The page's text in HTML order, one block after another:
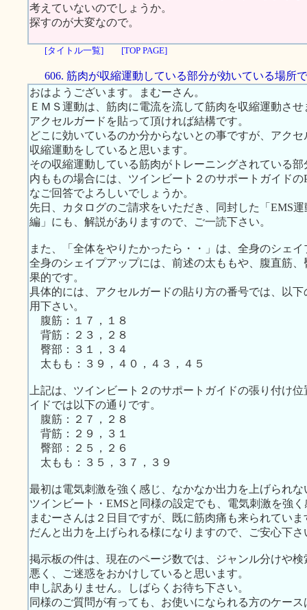
考えていないのでしょうか。
探すのが大変なので。
[タイトル一覧] [TOP PAGE]
606. 筋肉が収縮運動している部分が効いている場所
おはようございます。まむーさん。
ＥＭＳ運動は、筋肉に電流を流して筋肉を収縮運動さ
アクセルガードを貼って頂ければ結構です。
どこに効いているのか分からないとの事ですが、アク
収縮運動をしていると思います。
その収縮運動している筋肉がトレーニングされている
内ももの場合には、ツインビート２のサポートガイド
なご回答でよろしいでしょうか。
先日、カタログのご請求をいただき、同封した「EMS
編」にも、解説がありますので、ご一読下さい。
また、「全体をやりたかったら・・」は、全身のシェ
全身のシェイプアップには、前述の太ももや、腹直筋
果的です。
具体的には、アクセルガードの貼り方の番号では、以
用下さい。
腹筋：１７，１８
背筋：２３，２８
臀部：３１，３４
太もも：３９，４０，４３，４５
上記は、ツインビート２のサポートガイドの張り付け
イドでは以下の通りです。
腹筋：２７，２８
背筋：２９，３１
臀部：２５，２６
太もも：３５，３７，３９
最初は電気刺激を強く感じ、なかなか出力を上げられ
ツインビート・EMSと同様の設定でも、電気刺激を強
まむーさんは２日目ですが、既に筋肉痛も来られてい
だんと出力を上げられる様になりますので、ご安心下さ
掲示板の件は、現在のページ数では、ジャンル分けや
悪く、ご迷惑をおかけしていると思います。
申し訳ありません。しばらくお待ち下さい。
同様のご質問が有っても、お使いになられる方のケー